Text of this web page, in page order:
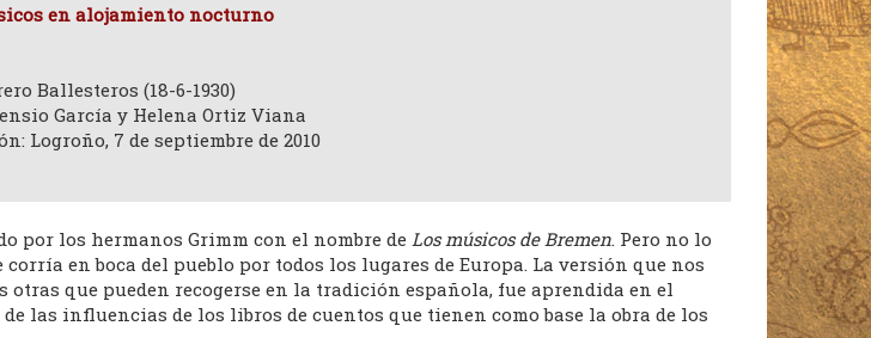
en alojamiento nocturno
Ballesteros (18-6-1930)
García y Helena Ortiz Viana
Logroño, 7 de septiembre de 2010
por los hermanos Grimm con el nombre de Los músicos de Bremen. Pero no lo
en boca del pueblo por todos los lugares de Europa. La versión que nos
otras que pueden recogerse en la tradición española, fue aprendida en el
las influencias de los libros de cuentos que tienen como base la obra de los